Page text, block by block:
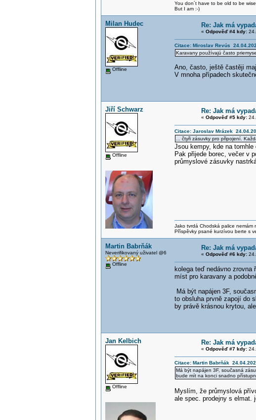
You don´t have to be old to be
But I am :-)
Milan Hudec
Offline
Re: Jak má
« Odpověď #4 kdy:
Citace: Miroslav Revús
Karavany používajú často
Ano, často, ještě častěji
V mnoha případech
Jiří Schwarz
Offline
Re: Jak má
« Odpověď #5 kdy:
Citace: Jaroslav Mrázek
... čtyři zásuvky pro připojení.
Jsou kempy, kde na
Pak přijede borec, večer v
průmyslové zásuvky
Jako tvrdá Chodská palice
Příspěvky psané kurzívou berte s
Martin Babrňák
Neverifikovaný uživatel @6
Offline
Re: Jak má
« Odpověď #6 kdy:
kolega teď nedávno
míst pro karavany a
Má být napájen 3F,
to obsluha prvně zapojí do
by právě krásnou krytou,
Jan Kelbich
Offline
Re: Jak má
« Odpověď #7 kdy:
Citace: Martin Babrňák
Má být napájen 3F, současná
bude mít na konci snadno
Myslím, že průmyslová
ale spec. prodejny s elmat.